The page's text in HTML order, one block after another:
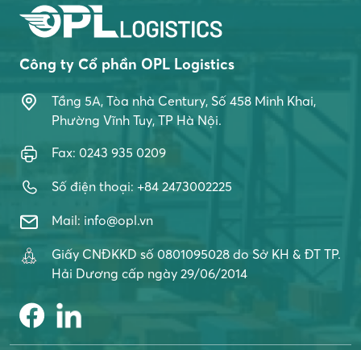
Công ty Cổ phần OPL Logistics
Tầng 5A, Tòa nhà Century, Số 458 Minh Khai,
Phường Vĩnh Tuy, TP Hà Nội.
Fax: 0243 935 0209
Số điện thoại: +84 2473002225
Mail: info@opl.vn
Giấy CNĐKKD số 0801095028 do Sở KH & ĐT TP.
Hải Dương cấp ngày 29/06/2014